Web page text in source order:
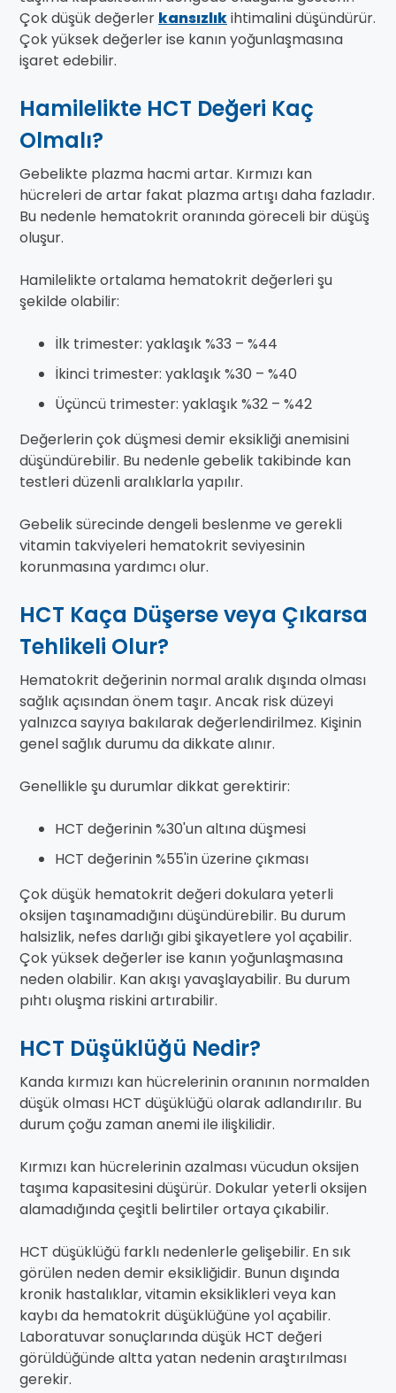
Çok düşük değerler kansızlıkihtimalini düşündürür.
Çok yüksek değerler ise kanın yoğunlaşmasına
işaret edebilir.
Hamilelikte HCT Değeri Kaç
Olmalı?
Gebelikte plazma hacmi artar. Kırmızı kan
hücreleri de artar fakat plazma artışı daha fazladır.
Bu nedenle hematokrit oranında göreceli bir düşüş
oluşur.
Hamilelikte ortalama hematokrit değerleri şu
şekilde olabilir:
İlk trimester: yaklaşık %33 – %44
İkinci trimester: yaklaşık %30 – %40
Üçüncü trimester: yaklaşık %32 – %42
Değerlerin çok düşmesi demir eksikliği anemisini
düşündürebilir. Bu nedenle gebelik takibinde kan
testleri düzenli aralıklarla yapılır.
Gebelik sürecinde dengeli beslenme ve gerekli
vitamin takviyeleri hematokrit seviyesinin
korunmasına yardımcı olur.
HCT Kaça Düşerse veya Çıkarsa
Tehlikeli Olur?
Hematokrit değerinin normal aralık dışında olması
sağlık açısından önem taşır. Ancak risk düzeyi
yalnızca sayıya bakılarak değerlendirilmez. Kişinin
genel sağlık durumu da dikkate alınır.
Genellikle şu durumlar dikkat gerektirir:
HCT değerinin %30'un altına düşmesi
HCT değerinin %55'in üzerine çıkması
Çok düşük hematokrit değeri dokulara yeterli
oksijen taşınamadığını düşündürebilir. Bu durum
halsizlik, nefes darlığı gibi şikayetlere yol açabilir.
Çok yüksek değerler ise kanın yoğunlaşmasına
neden olabilir. Kan akışı yavaşlayabilir. Bu durum
pıhtı oluşma riskini artırabilir.
HCT Düşüklüğü Nedir?
Kanda kırmızı kan hücrelerinin oranının normalden
düşük olması HCT düşüklüğü olarak adlandırılır. Bu
durum çoğu zaman anemi ile ilişkilidir.
Kırmızı kan hücrelerinin azalması vücudun oksijen
taşıma kapasitesini düşürür. Dokular yeterli oksijen
alamadığında çeşitli belirtiler ortaya çıkabilir.
HCT düşüklüğü farklı nedenlerle gelişebilir. En sık
görülen neden demir eksikliğidir. Bunun dışında
kronik hastalıklar, vitamin eksiklikleri veya kan
kaybı da hematokrit düşüklüğüne yol açabilir.
Laboratuvar sonuçlarında düşük HCT değeri
görüldüğünde altta yatan nedenin araştırılması
gerekir.